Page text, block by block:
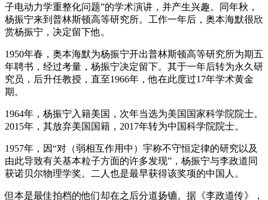
子电动力学重整化问题”的学术演讲，并产生兴趣。同年秋，
杨振宁来到普林斯顿高等研究所。工作一年后，奥本海默很欣
赏杨振宁，决定留下他。
1950年春，奥本海默为杨振宁开出普林斯顿高等研究所为期五
年聘书，经过考量，杨振宁决定留下。其于一年后转为永久研
究员，后升任教授，直至1966年，他在此度过17年学术黄金
期。
1964年，杨振宁入籍美国，次年当选为美国国家科学院院士。
2015年，其放弃美国国籍，2017年转为中国科学院院士。
1957年，因“对（弱相互作用中）宇称不守恒定律的研究以及
由此导致有关基本粒子方面的许多发现”，杨振宁与李政道同
获诺贝尔物理学奖。二人也是最早获得该奖项的中国人。
但本是最佳拍档的他们却在之后分道扬镳。据《李政道传》，